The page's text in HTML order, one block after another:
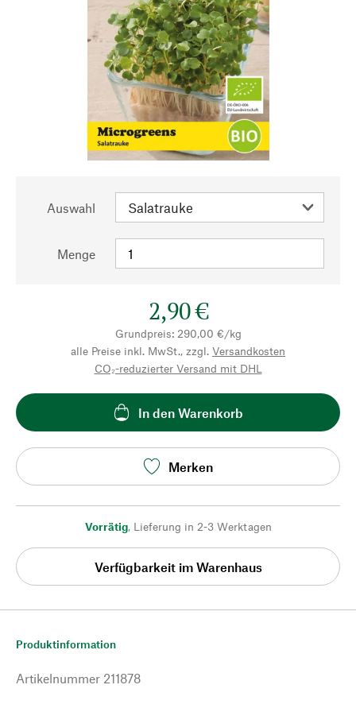
Auswahl
Menge
2,90 €
Grundpreis: 290,00 €/kg
alle Preise inkl. MwSt., zzgl. Versandkosten
CO₂-reduzierter Versand mit DHL
In den Warenkorb
Merken
Vorrätig, Lieferung in 2-3 Werktagen
Verfügbarkeit im Warenhaus
Produktinformation
Artikelnummer 211878